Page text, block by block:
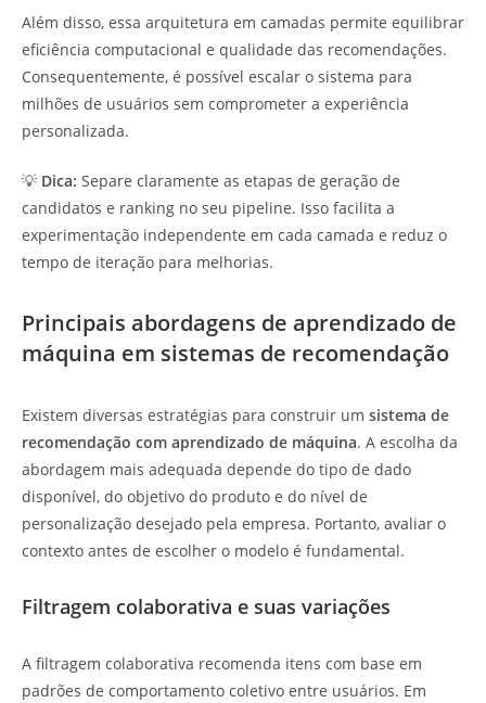
Além disso, essa arquitetura em camadas permite equilibrar
eficiência computacional e qualidade das recomendações.
Consequentemente, é possível escalar o sistema para
milhões de usuários sem comprometer a experiência
personalizada.
💡 Dica: Separe claramente as etapas de geração de
candidatos e ranking no seu pipeline. Isso facilita a
experimentação independente em cada camada e reduz o
tempo de iteração para melhorias.
Principais abordagens de aprendizado de
máquina em sistemas de recomendação
Existem diversas estratégias para construir um sistema de
recomendação com aprendizado de máquina. A escolha da
abordagem mais adequada depende do tipo de dado
disponível, do objetivo do produto e do nível de
personalização desejado pela empresa. Portanto, avaliar o
contexto antes de escolher o modelo é fundamental.
Filtragem colaborativa e suas variações
A filtragem colaborativa recomenda itens com base em
padrões de comportamento coletivo entre usuários. Em